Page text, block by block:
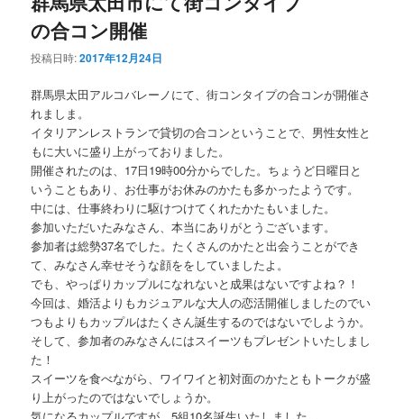
の合コン開催
投稿日時:2017年12月24日
群馬県太田アルコバレーノにて、街コンタイプの合コンが開催さ
れましま。
イタリアンレストランで貸切の合コンということで、男性女性と
もに大いに盛り上がっておりました。
開催されたのは、17日19時00分からでした。ちょうど日曜日と
いうこともあり、お仕事がお休みのかたも多かったようです。
中には、仕事終わりに駆けつけてくれたかたもいました。
参加いただいたみなさん、本当にありがとうございます。
参加者は総勢37名でした。たくさんのかたと出会うことができ
て、みなさん幸せそうな顔ををしていましたよ。
でも、やっぱりカップルになれないと成果はないですよね？！
今回は、婚活よりもカジュアルな大人の恋活開催しましたのでい
つもよりもカップルはたくさん誕生するのではないでしようか。
そして、参加者のみなさんにはスイーツもプレゼントいたしまし
た！
スイーツを食べながら、ワイワイと初対面のかたともトークが盛
り上がったのではないでしょうか。